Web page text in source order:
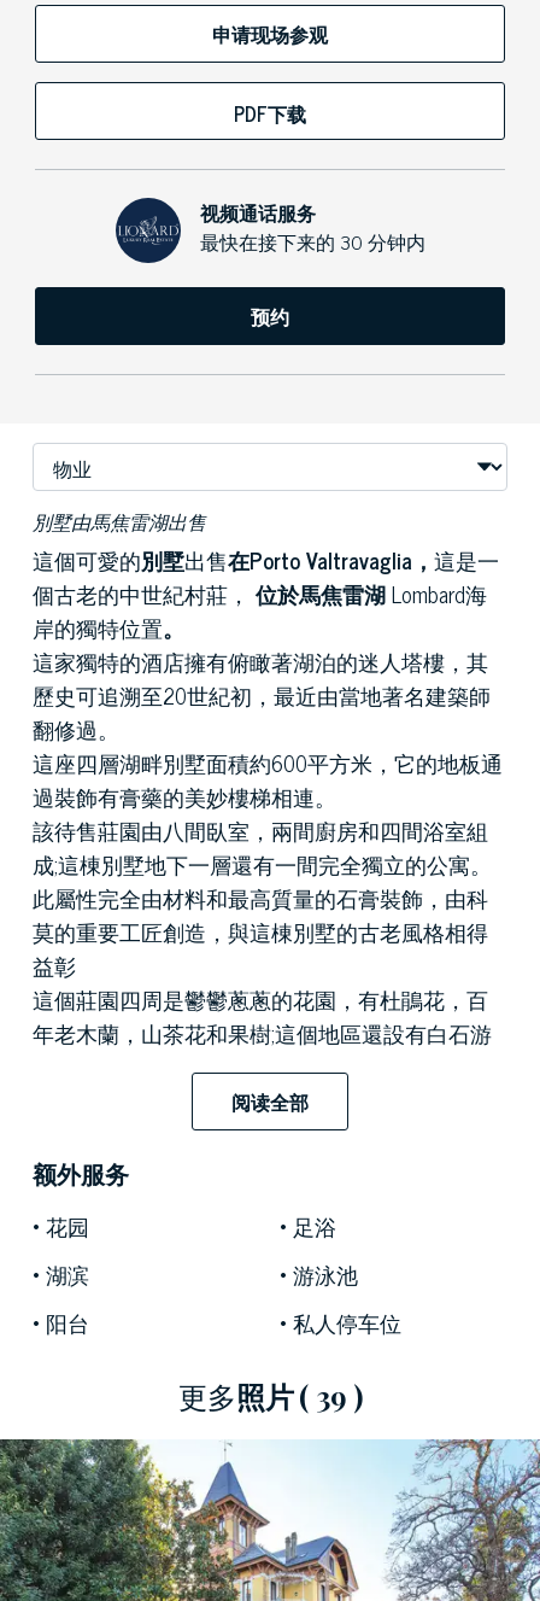
申请现场参观
PDF下载
视频通话服务
最快在接下来的 30 分钟内
预约
別墅由馬焦雷湖出售
這個可愛的別墅出售在Porto Valtravaglia， 這是一
個古老的中世紀村莊， 位於馬焦雷湖Lombard海
岸的獨特位置。
這家獨特的酒店擁有俯瞰著湖泊的迷人塔樓，其
歷史可追溯至20世紀初，最近由當地著名建築師
翻修過。
這座四層湖畔別墅面積約600平方米，它的地板通
過裝飾有膏藥的美妙樓梯相連。
該待售莊園由八間臥室，兩間廚房和四間浴室組
成;這棟別墅地下一層還有一間完全獨立的公寓。
此屬性完全由材料和最高質量的石膏裝飾，由科
莫的重要工匠創造，與這棟別墅的古老風格相得
益彰
這個莊園四周是鬱鬱蔥蔥的花園，有杜鵑花，百
年老木蘭，山茶花和果樹;這個地區還設有白石游
泳池，日光浴區配有更衣室。這家酒店由帶外部
它以其溫和的氣候，著名的Borromean群島
提供的許多景點而聞名，
阅读全部
额外服务
花园
足浴
湖滨
游泳池
阳台
私人停车位
更多照片( 39 )